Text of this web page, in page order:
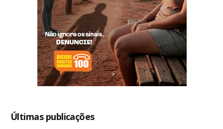
Últimas publicações